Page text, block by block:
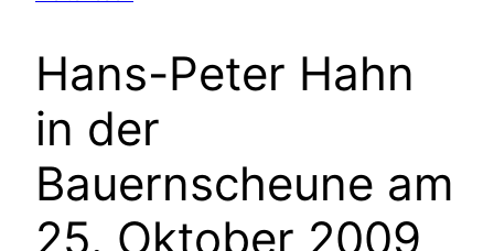
Hans-Peter Hahn
in der
Bauernscheune am
25. Oktober 2009